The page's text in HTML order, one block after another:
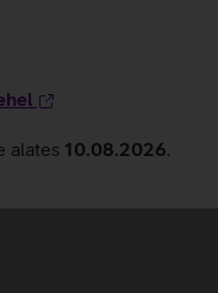
alates 10.08.2026